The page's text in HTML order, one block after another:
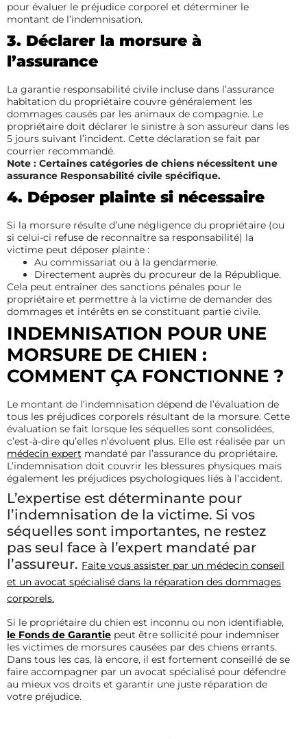
pour évaluer le préjudice corporel et déterminer le
montant de l’indemnisation.
3. Déclarer la morsure à
l’assurance
La garantie responsabilité civile incluse dans l’assurance
habitation du propriétaire couvre généralement les
dommages causés par les animaux de compagnie. Le
propriétaire doit déclarer le sinistre à son assureur dans les
5 jours suivant l’incident. Cette déclaration se fait par
courrier recommandé.
Note : Certaines catégories de chiens nécessitent une
assurance Responsabilité civile spécifique.
4. Déposer plainte si nécessaire
Si la morsure résulte d’une négligence du propriétaire (ou
si celui-ci refuse de reconnaitre sa responsabilité) la
victime peut déposer plainte :
Au commissariat ou à la gendarmerie.
Directement auprès du procureur de la République.
Cela peut entraîner des sanctions pénales pour le
propriétaire et permettre à la victime de demander des
dommages et intérêts en se constituant partie civile.
INDEMNISATION POUR UNE
MORSURE DE CHIEN :
COMMENT ÇA FONCTIONNE ?
Le montant de l’indemnisation dépend de l’évaluation de
tous les préjudices corporels résultant de la morsure. Cette
évaluation se fait lorsque les séquelles sont consolidées,
c’est-à-dire qu’elles n’évoluent plus. Elle est réalisée par un
médecin expert mandaté par l’assurance du propriétaire.
L’indemnisation doit couvrir les blessures physiques mais
également les préjudices psychologiques liés à l’accident.
L’expertise est déterminante pour
l’indemnisation de la victime. Si vos
séquelles sont importantes, ne restez
pas seul face à l’expert mandaté par
l’assureur. Faite vous assister par un médecin conseil
et un avocat spécialisé dans la réparation des dommages
corporels.
Si le propriétaire du chien est inconnu ou non identifiable,
le Fonds de Garantie peut être sollicité pour indemniser
les victimes de morsures causées par des chiens errants.
Dans tous les cas, là encore, il est fortement conseillé de se
faire accompagner par un avocat spécialisé pour défendre
au mieux vos droits et garantir une juste réparation de
votre préjudice.